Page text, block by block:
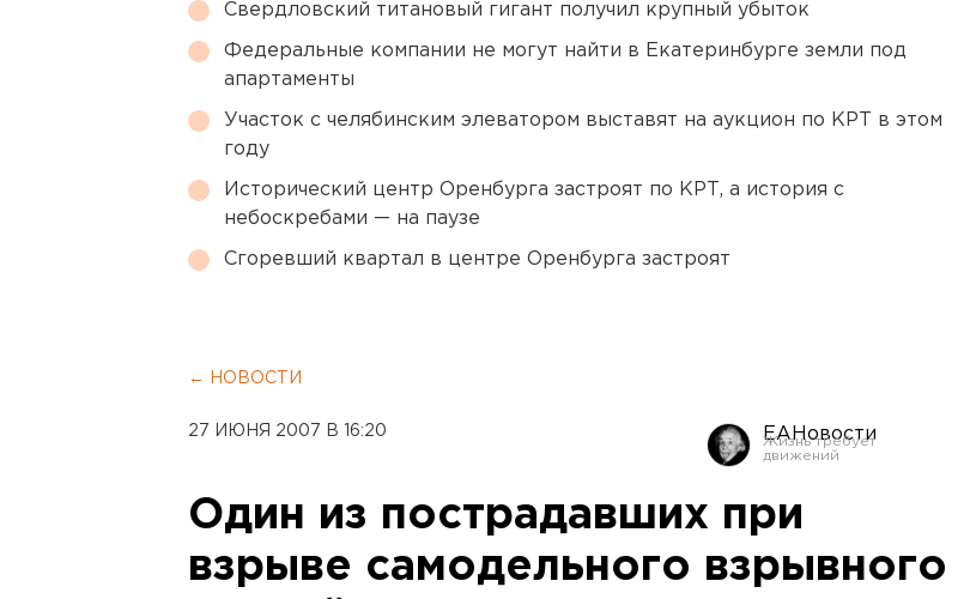
Свердловский титановый гигант получил крупный убыток
Федеральные компании не могут найти в Екатеринбурге земли под
апартаменты
Участок с челябинским элеватором выставят на аукцион по КРТ в этом
году
Исторический центр Оренбурга застроят по КРТ, а история с
небоскребами — на паузе
Сгоревший квартал в центре Оренбурга застроят
← НОВОСТИ
27 ИЮНЯ 2007 В 16:20 ЕАНовости
Один из пострадавших при
взрыве самодельного взрывного